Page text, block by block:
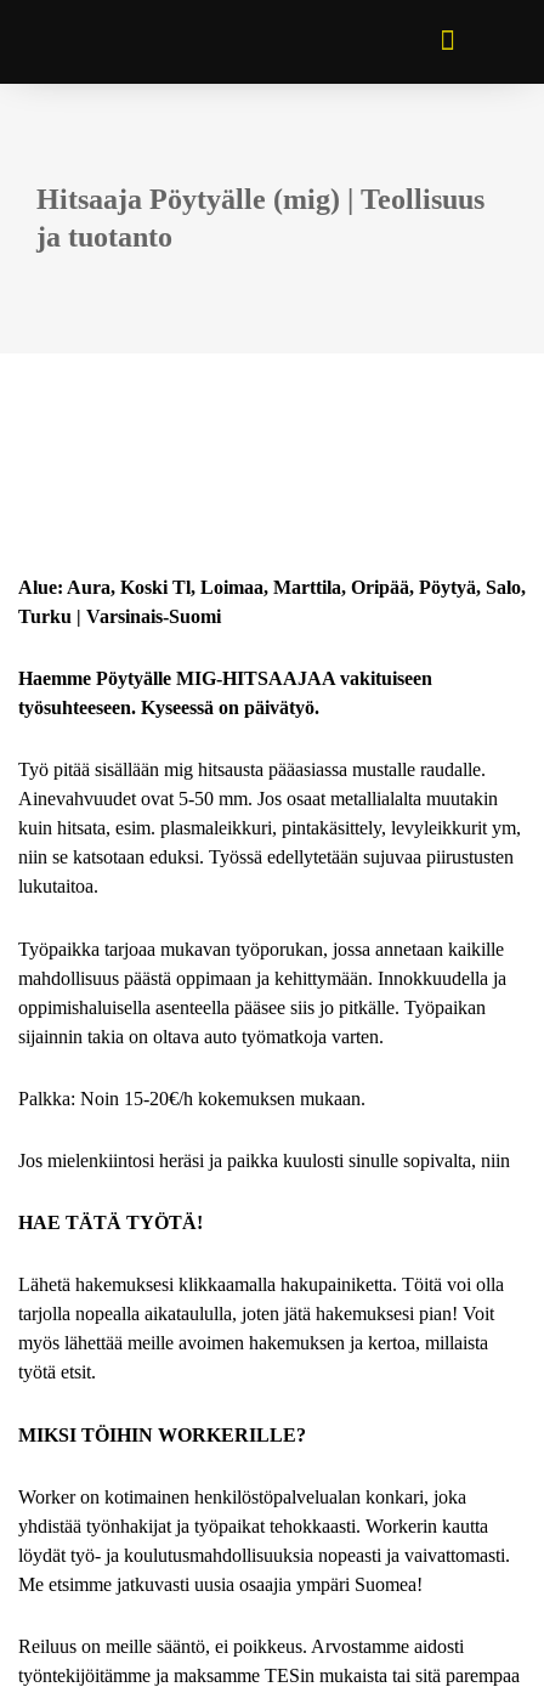
Hitsaaja Pöytyälle (mig) | Teollisuus
ja tuotanto
Alue: Aura, Koski Tl, Loimaa, Marttila, Oripää, Pöytyä, Salo,
Turku | Varsinais-Suomi
Haemme Pöytyälle MIG-HITSAAJAA vakituiseen
työsuhteeseen. Kyseessä on päivätyö.
Työ pitää sisällään mig hitsausta pääasiassa mustalle raudalle.
Ainevahvuudet ovat 5-50 mm. Jos osaat metallialalta muutakin
kuin hitsata, esim. plasmaleikkuri, pintakäsittely, levyleikkurit ym,
niin se katsotaan eduksi. Työssä edellytetään sujuvaa piirustusten
lukutaitoa.
Työpaikka tarjoaa mukavan työporukan, jossa annetaan kaikille
mahdollisuus päästä oppimaan ja kehittymään. Innokkuudella ja
oppimishaluisella asenteella pääsee siis jo pitkälle. Työpaikan
sijainnin takia on oltava auto työmatkoja varten.
Palkka: Noin 15-20€/h kokemuksen mukaan.
Jos mielenkiintosi heräsi ja paikka kuulosti sinulle sopivalta, niin
HAE TÄTÄ TYÖTÄ!
Lähetä hakemuksesi klikkaamalla hakupainiketta. Töitä voi olla
tarjolla nopealla aikataululla, joten jätä hakemuksesi pian! Voit
myös lähettää meille avoimen hakemuksen ja kertoa, millaista
työtä etsit.
MIKSI TÖIHIN WORKERILLE?
Worker on kotimainen henkilöstöpalvelualan konkari, joka
yhdistää työnhakijat ja työpaikat tehokkaasti. Workerin kautta
löydät työ- ja koulutusmahdollisuuksia nopeasti ja vaivattomasti.
Me etsimme jatkuvasti uusia osaajia ympäri Suomea!
Reiluus on meille sääntö, ei poikkeus. Arvostamme aidosti
työntekijöitämme ja maksamme TESin mukaista tai sitä parempaa